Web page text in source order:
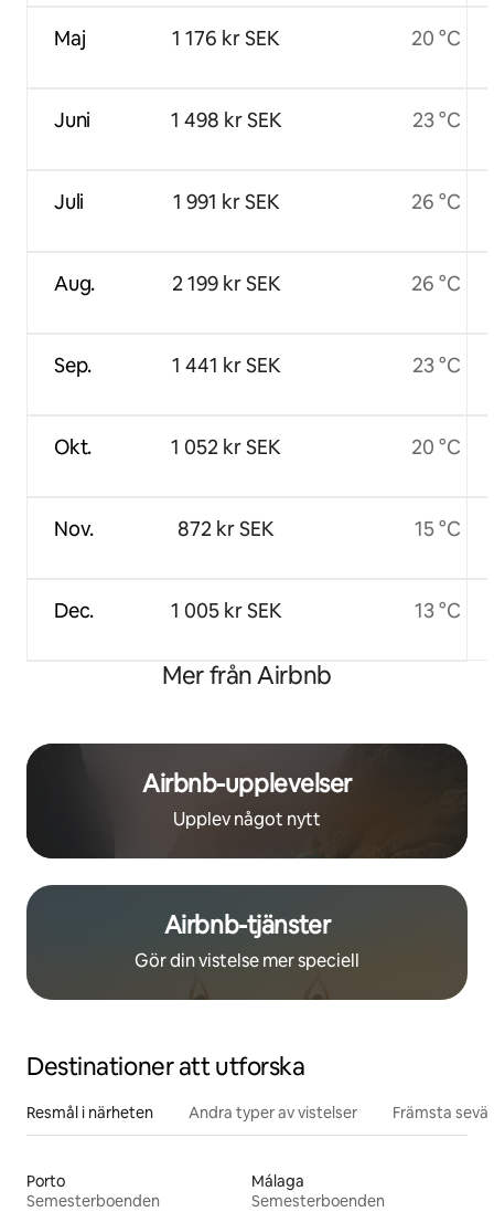
Maj
Juni
Juli
Aug.
Sep.
Okt.
Nov.
Dec.
1 176 kr SEK
1 498 kr SEK
1 991 kr SEK
2 199 kr SEK
1 441 kr SEK
1 052 kr SEK
872 kr SEK
1 005 kr SEK
20 °C
23 °C
26 °C
26 °C
23 °C
20 °C
15 °C
13 °C
Mer från Airbnb
Airbnb-upplevelser
Upplev något nytt
Airbnb-tjänster
Gör din vistelse mer speciell
Destinationer att utforska
Resmål i närheten Andra typer av vistelser Främsta
Porto
Semesterboenden
Málaga
Semesterboenden